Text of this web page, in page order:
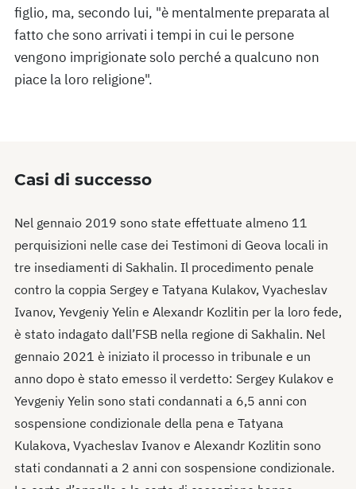
figlio, ma, secondo lui, "è mentalmente preparata al
fatto che sono arrivati i tempi in cui le persone
vengono imprigionate solo perché a qualcuno non
piace la loro religione".
Casi di successo
Nel gennaio 2019 sono state effettuate almeno 11
perquisizioni nelle case dei Testimoni di Geova locali in
tre insediamenti di Sakhalin. Il procedimento penale
contro la coppia Sergey e Tatyana Kulakov, Vyacheslav
Ivanov, Yevgeniy Yelin e Alexandr Kozlitin per la loro fede,
è stato indagato dall’FSB nella regione di Sakhalin. Nel
gennaio 2021 è iniziato il processo in tribunale e un
anno dopo è stato emesso il verdetto: Sergey Kulakov e
Yevgeniy Yelin sono stati condannati a 6,5 anni con
sospensione condizionale della pena e Tatyana
Kulakova, Vyacheslav Ivanov e Alexandr Kozlitin sono
stati condannati a 2 anni con sospensione condizionale.